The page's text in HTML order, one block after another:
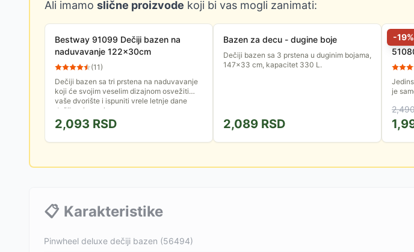
Ali imamo slične proizvode koji bi vas mogli zanimati:
Bestway 91099 Dečiji bazen na
naduvavanje 122x30cm
(11)
Dečiji bazen sa tri prstena na naduvavanje
koji će svojim veselim dizajnom osvežiti
vaše dvorište i ispuniti vrele letnje dane
dečijom igrom i...
2,093 RSD
Bazen za decu - dugine boje
Dečiji bazen sa 3 prstena u duginim bojama,
147×33 cm, kapacitet 330 L.
2,089 RSD
-19%
je
📋 Karakteristike
Pinwheel deluxe dečiji bazen (56494)